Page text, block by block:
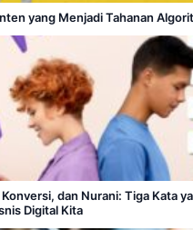
yang Menjadi Tahanan
dan Nurani: Tiga Kata
Digital Kita